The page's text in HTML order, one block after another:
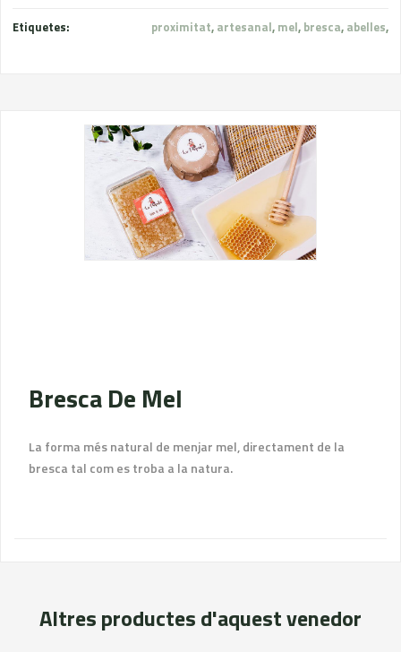
Etiquetes: proximitat, artesanal, mel, bresca, abelles,
Bresca De Mel
La forma més natural de menjar mel, directament de la
bresca tal com es troba a la natura.
Altres productes d'aquest venedor